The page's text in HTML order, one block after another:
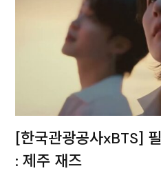
[한국관광공사xBTS]
: 제주 재즈